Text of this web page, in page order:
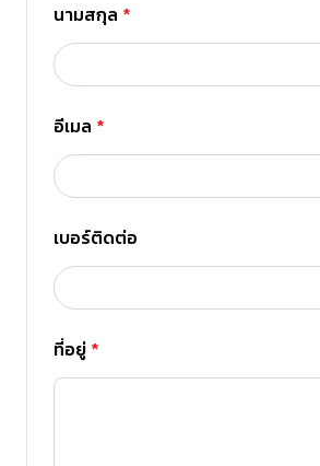
ติดต่อเรา
นามสกุล *
อีเมล *
เบอร์ติดต่อ
ที่อยู่ *